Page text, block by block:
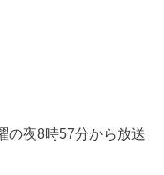
の夜8時57分から放送